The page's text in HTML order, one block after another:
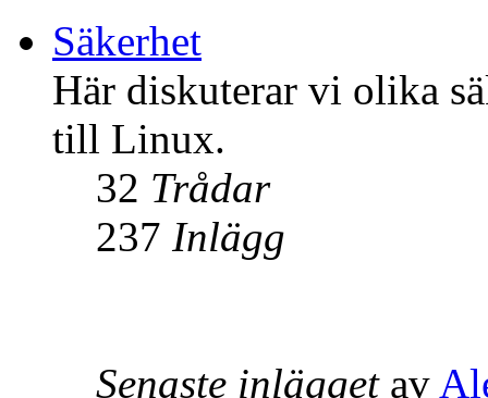
Säkerhet
Här diskuterar vi olika
till Linux.
32 Trådar
237 Inlägg
Senaste inläggetav